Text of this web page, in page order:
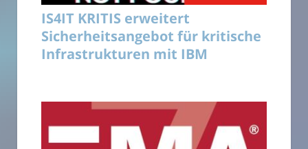
IS4IT KRITIS erweitert
Sicherheitsangebot für kritische
Infrastrukturen mit IBM